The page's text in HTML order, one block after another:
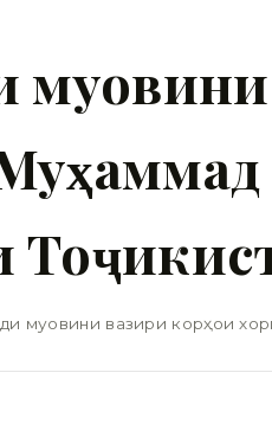
муовини вазири корҳои